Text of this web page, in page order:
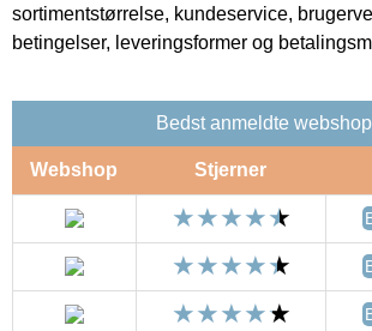
sortimentstørrelse, kundeservice,
betingelser, leveringsformer og
Bedst anmeldte
Webshop Stjerner